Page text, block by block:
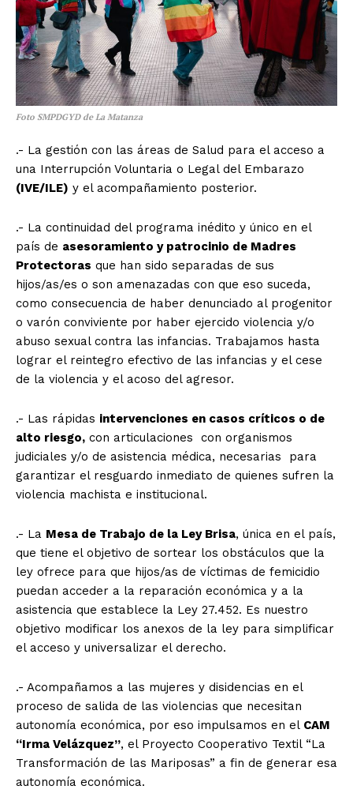
Foto SMPDGYD de La Matanza
.- La gestión con las áreas de Salud para el acceso a
una Interrupción Voluntaria o Legal del Embarazo
(IVE/ILE) y el acompañamiento posterior.
.- La continuidad del programa inédito y único en el
país de asesoramiento y patrocinio de Madres
Protectoras que han sido separadas de sus
hijos/as/es o son amenazadas con que eso suceda,
como consecuencia de haber denunciado al progenitor
o varón conviviente por haber ejercido violencia y/o
abuso sexual contra las infancias. Trabajamos hasta
lograr el reintegro efectivo de las infancias y el cese
de la violencia y el acoso del agresor.
.- Las rápidas intervenciones en casos críticos o de
alto riesgo, con articulaciones con organismos
judiciales y/o de asistencia médica, necesarias para
garantizar el resguardo inmediato de quienes sufren la
violencia machista e institucional.
.- La Mesa de Trabajo de la Ley Brisa, única en el país,
que tiene el objetivo de sortear los obstáculos que la
ley ofrece para que hijos/as de víctimas de femicidio
puedan acceder a la reparación económica y a la
asistencia que establece la Ley 27.452. Es nuestro
objetivo modificar los anexos de la ley para simplificar
el acceso y universalizar el derecho.
.- Acompañamos a las mujeres y disidencias en el
proceso de salida de las violencias que necesitan
autonomía económica, por eso impulsamos en el CAM
“Irma Velázquez”, el Proyecto Cooperativo Textil “La
Transformación de las Mariposas” a fin de generar esa
autonomía económica.